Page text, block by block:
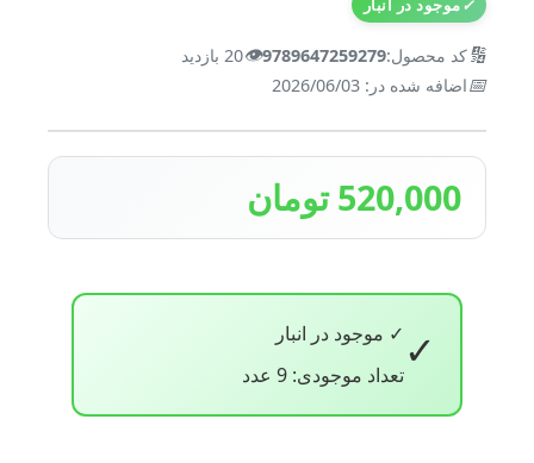
✓موجود در انبار
🔢کد محصول:9789647259279
👁️20 بازدید
📅اضافه شده در: 2026/06/03
520,000 تومان
✓ ✓ موجود در انبار
تعداد موجودی: 9 عدد